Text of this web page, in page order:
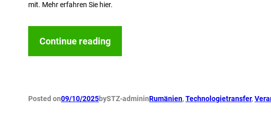
mit. Mehr erfahren Sie hier.
Continue reading
Posted on09/10/2025bySTZ-admininRumänien, Technologietransfer,